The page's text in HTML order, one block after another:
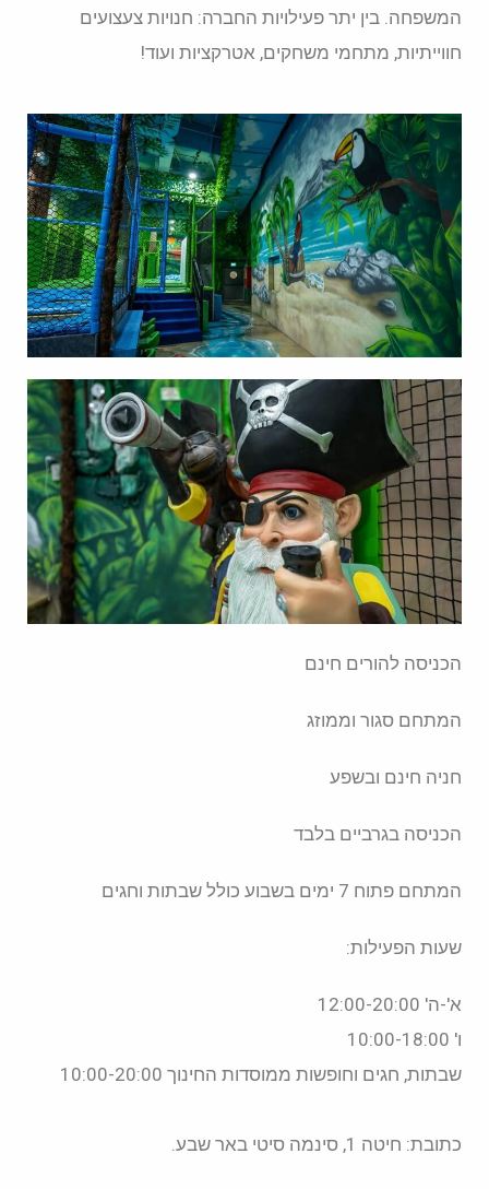
המשפחה. בין יתר פעילויות החברה: חנויות צעצועים
חווייתיות, מתחמי משחקים, אטרקציות ועוד!
הכניסה להורים חינם
המתחם סגור וממוזג
חניה חינם ובשפע
הכניסה בגרביים בלבד
המתחם פתוח 7 ימים בשבוע כולל שבתות וחגים
שעות הפעילות:
א'-ה' 12:00-20:00
ו' 10:00-18:00
שבתות, חגים וחופשות ממוסדות החינוך 10:00-20:00
כתובת: חיטה 1, סינמה סיטי באר שבע.